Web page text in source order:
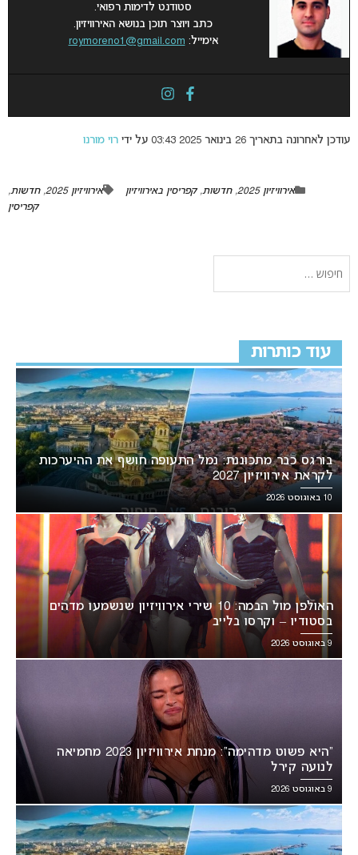
סטודנט לדימות רפואי.
כתב ויוצר תוכן בנושא האירוויזיון.
אימייל: roymoreno1@gmail.com
עודכן לאחרונה בתאריך 26 בינואר 2025 03:43 על ידי רוי מורנו
אירוויזיון 2025 ,חדשות,קפריסין באירוויזיון אירוויזיון 2025 ,חדשות,
קפריסין
עוד כותרות
בורגס כבר מתכוננת: נמל התעופה חושף את ההיערכות
לקראת אירוויזיון 2027
10 באוגוסט 2026
האולפן מול הבמה: 10 שירי אירוויזיון שנשמעו מדהים
בסטודיו – וקרסו בלייב
9 באוגוסט 2026
“היא פשוט מדהימה”: מנחת אירוויזיון 2023 מחמיאה
לנועה קירל
9 באוגוסט 2026